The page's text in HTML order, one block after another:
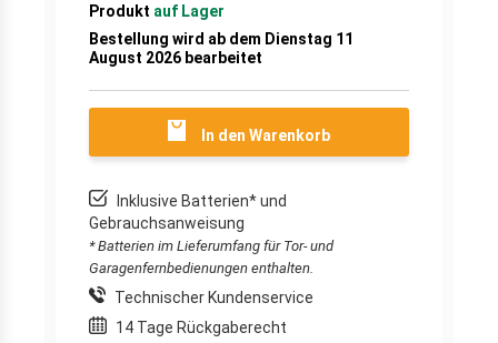
Produkt auf Lager
Bestellung wird ab dem Dienstag 11
August 2026 bearbeitet
In den Warenkorb
Inklusive Batterien* und
Gebrauchsanweisung
* Batterien im Lieferumfang für Tor- und
Garagenfernbedienungen enthalten.
Technischer Kundenservice
14 Tage Rückgaberecht